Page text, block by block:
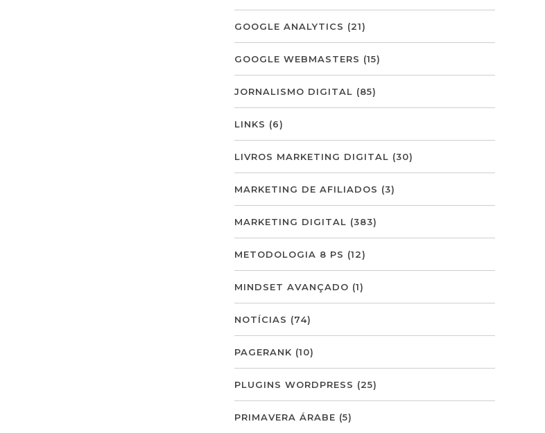
GOOGLE ANALYTICS (21)
GOOGLE WEBMASTERS (15)
JORNALISMO DIGITAL (85)
LINKS (6)
LIVROS MARKETING DIGITAL (30)
MARKETING DE AFILIADOS (3)
MARKETING DIGITAL (383)
METODOLOGIA 8 PS (12)
MINDSET AVANÇADO (1)
NOTÍCIAS (74)
PAGERANK (10)
PLUGINS WORDPRESS (25)
PRIMAVERA ÁRABE (5)